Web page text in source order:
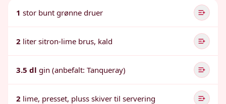
1 stor bunt grønne druer
2 liter sitron-lime brus, kald
3.5 dl gin (anbefalt: Tanqueray)
2 lime, presset, pluss skiver til servering